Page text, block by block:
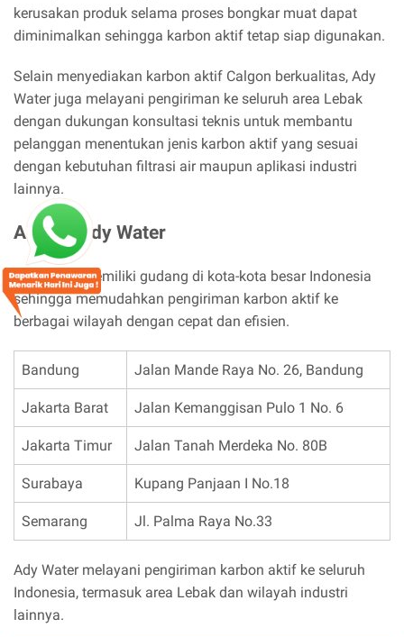
kerusakan produk selama proses bongkar muat dapat
diminimalkan sehingga karbon aktif tetap siap digunakan.
Selain menyediakan karbon aktif Calgon berkualitas, Ady
Water juga melayani pengiriman ke seluruh area Lebak
dengan dukungan konsultasi teknis untuk membantu
pelanggan menentukan jenis karbon aktif yang sesuai
dengan kebutuhan filtrasi air maupun aplikasi industri
lainnya.
Alamat Ady Water
Ady Water memiliki gudang di kota-kota besar Indonesia
sehingga memudahkan pengiriman karbon aktif ke
berbagai wilayah dengan cepat dan efisien.
Bandung Jalan Mande Raya No. 26, Bandung
Jakarta Barat Jalan Kemanggisan Pulo 1 No. 6
Jakarta Timur Jalan Tanah Merdeka No. 80B
Surabaya Kupang Panjaan I No.18
Semarang Jl. Palma Raya No.33
Ady Water melayani pengiriman karbon aktif ke seluruh
Indonesia, termasuk area Lebak dan wilayah industri
lainnya.